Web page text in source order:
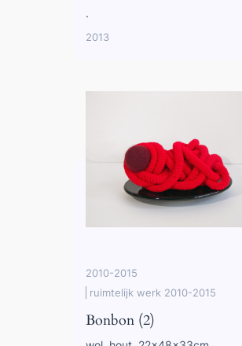
.
2013
2010-2015
ruimtelijk werk 2010-2015
Bonbon (2)